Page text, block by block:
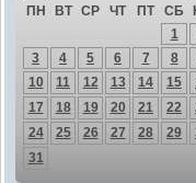
ПН ВТ СР ЧТ ПТ СБ
1
3
4 5 6 7 8
10
11 12 13 14 15
17
18 19 20 21 22
24
25 26 27 28 29
31